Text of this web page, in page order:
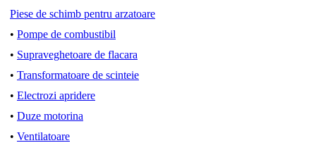
Piese de schimb pentru arzatoare
• Pompe de combustibil
• Supraveghetoare de flacara
• Transformatoare de scinteie
• Electrozi apridere
• Duze motorina
• Ventilatoare